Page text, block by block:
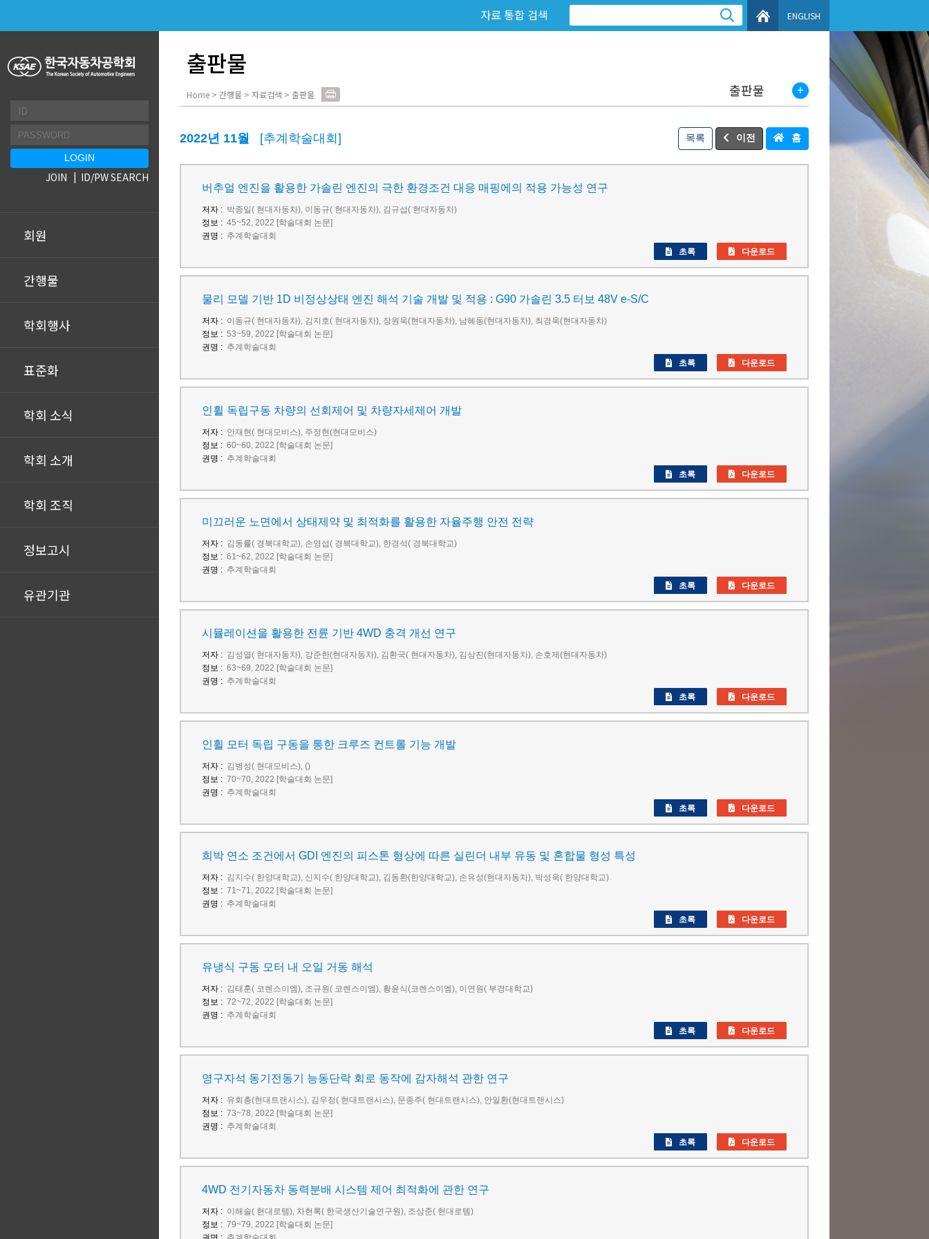
회원
간행물
학회행사
표준화
학회 소식
학회 소개
학회 조직
정보고시
유관기관
JOIN ID/PW SEARCH
자료 통합 검색 ENGLISH
출판물
Home > 간행물 > 자료검색 > 출판물 출판물
2022년 11월 [추계학술대회] 목록 이전 홈
버추얼 엔진을 활용한 가솔린 엔진의 극한 환경조건 대응 매핑에의 적용 가능성 연구
저자 : 박종일( 현대자동차), 이동규( 현대자동차), 김규섭( 현대자동차)
정보 : 45~52, 2022 [학술대회 논문]
권명 : 추계학술대회
초록 다운로드
물리 모델 기반 1D 비정상상태 엔진 해석 기술 개발 및 적용 : G90 가솔린 3.5 터보 48V e-S/C
저자 : 이동규( 현대자동차), 김지호( 현대자동차), 장원욱(현대자동차), 남혜동(현대자동차), 최경욱(현대자동차)
정보 : 53~59, 2022 [학술대회 논문]
권명 : 추계학술대회
초록 다운로드
인휠 독립구동 차량의 선회제어 및 차량자세제어 개발
저자 : 안재현( 현대모비스), 주정현(현대모비스)
정보 : 60~60, 2022 [학술대회 논문]
권명 : 추계학술대회
초록 다운로드
미끄러운 노면에서 상태제약 및 최적화를 활용한 자율주행 안전 전략
저자 : 김동률( 경북대학교), 손영섭( 경북대학교), 한경석( 경북대학교)
정보 : 61~62, 2022 [학술대회 논문]
권명 : 추계학술대회
초록 다운로드
시뮬레이션을 활용한 전륜 기반 4WD 충격 개선 연구
저자 : 김성열( 현대자동차), 강준한(현대자동차), 김환국( 현대자동차), 김상진(현대자동차), 손호제(현대자동차)
정보 : 63~69, 2022 [학술대회 논문]
권명 : 추계학술대회
초록 다운로드
인휠 모터 독립 구동을 통한 크루즈 컨트롤 기능 개발
저자 : 김병성( 현대모비스), ()
정보 : 70~70, 2022 [학술대회 논문]
권명 : 추계학술대회
초록 다운로드
희박 연소 조건에서 GDI 엔진의 피스톤 형상에 따른 실린더 내부 유동 및 혼합물 형성 특성
저자 : 김지수( 한양대학교), 신지수( 한양대학교), 김동환(한양대학교), 손유성(현대자동차), 박성욱( 한양대학교)
정보 : 71~71, 2022 [학술대회 논문]
권명 : 추계학술대회
초록 다운로드
유냉식 구동 모터 내 오일 거동 해석
저자 : 김태훈( 코렌스이엠), 조규원( 코렌스이엠), 황윤식(코렌스이엠), 이연원( 부경대학교)
정보 : 72~72, 2022 [학술대회 논문]
권명 : 추계학술대회
초록 다운로드
영구자석 동기전동기 능동단락 회로 동작에 감자해석 관한 연구
저자 : 유회총(현대트랜시스), 김우정( 현대트랜시스), 문종주( 현대트랜시스), 안일환(현대트랜시스)
정보 : 73~78, 2022 [학술대회 논문]
권명 : 추계학술대회
초록 다운로드
4WD 전기자동차 동력분배 시스템 제어 최적화에 관한 연구
저자 : 이해솔( 현대로템), 차현록( 한국생산기술연구원), 조상준( 현대로템)
정보 : 79~79, 2022 [학술대회 논문]